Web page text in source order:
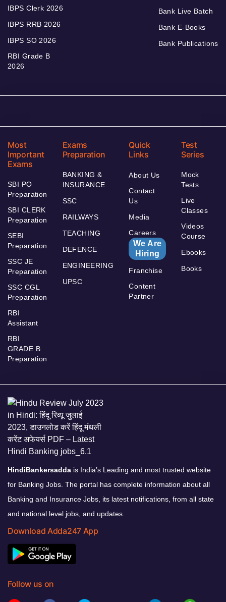
IBPS Clerk 2026
IBPS RRB 2026
IBPS SO 2026
RBI Grade B
2026
Bank Live Batch
Bank E-Books
Bank Publications
Most
Important
Exams
SBI PO
Preparation
SBI CLERK
Preparation
SEBI
Preparation
SSC JE
Preparation
SSC CGL
Preparation
RBI
Assistant
RBI
GRADE B
Preparation
Exams
Preparation
BANKING &
INSURANCE
SSC
RAILWAYS
TEACHING
DEFENCE
ENGINEERING
UPSC
Quick
Links
About Us
Contact
Us
Media
Careers
We Are
Hiring
Franchise
Content
Partner
Test
Series
Mock
Tests
Live
Classes
Videos
Course
Ebooks
Books
HindiBankersadda is India’s Leading and most trusted website
for Banking Jobs. The portal has complete information about all
Banking and Insurance Jobs, its latest notifications, from all state
and national level jobs, and updates.
Download Adda247 App
Follow us on